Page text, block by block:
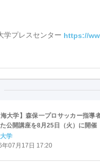
学プレスセンター https://
海大学】森保一プロサッカー指導
公開講座を8月25日（火）に開催
学
年07月17日 17:20